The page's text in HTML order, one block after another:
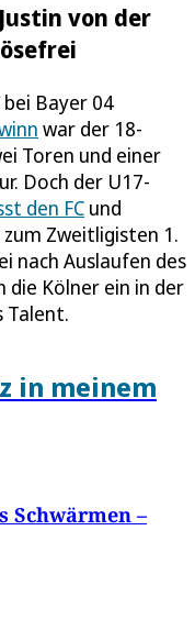
von der
bei Bayer 04
war der 18-
Toren und einer
Doch der U17-
den FC und
Zweitligisten 1.
nach Auslaufen des
die Kölner ein in der
Talent.
in meinem
Schwärmen –